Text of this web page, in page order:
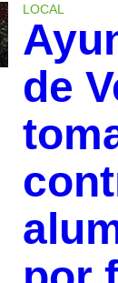
LOCAL
de